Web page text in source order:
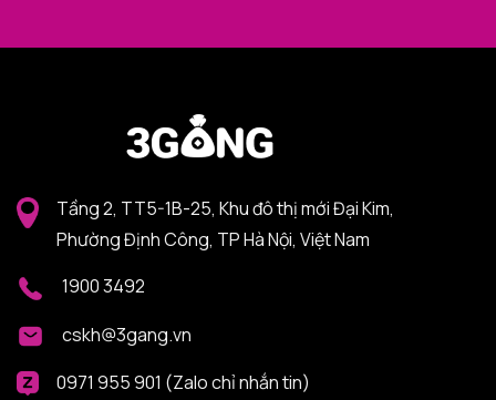
Tầng 2, TT5-1B-25, Khu đô thị mới Đại Kim,
Phường Định Công, TP Hà Nội, Việt Nam
1900 3492
cskh@3gang.vn
0971 955 901 (Zalo chỉ nhắn tin)